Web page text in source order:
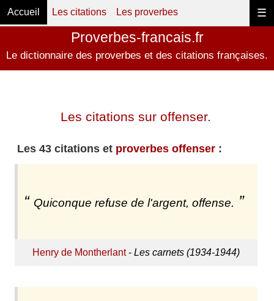
☰
Accueil Les citations Les proverbes
Proverbes-francais.fr
Le dictionnaire des proverbes et des citations françaises.
Les citations sur offenser.
Les 43 citations et proverbes offenser:
Quiconque refuse de l'argent, offense.
Henry de Montherlant- Les carnets (1934-1944)